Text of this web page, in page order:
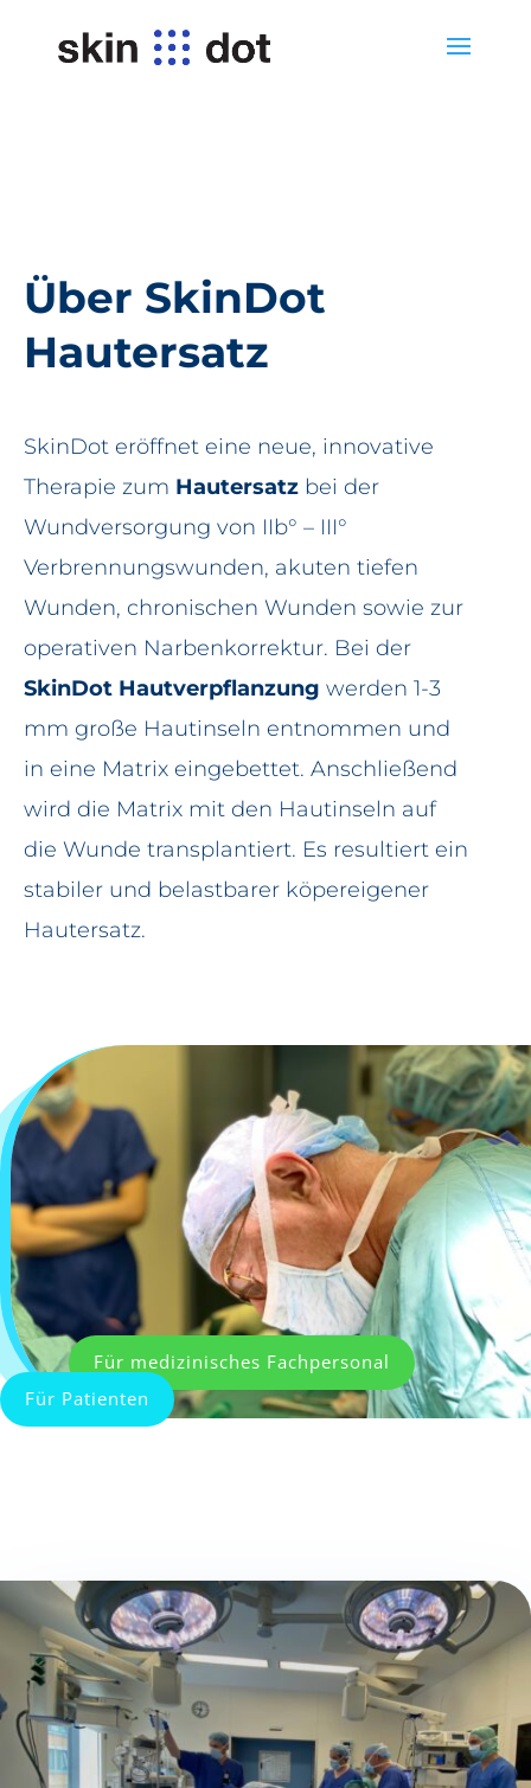
Über SkinDot
Hautersatz
SkinDot eröffnet eine neue, innovative
Therapie zum Hautersatz bei der
Wundversorgung von IIb° – III°
Verbrennungswunden, akuten tiefen
Wunden, chronischen Wunden sowie zur
operativen Narbenkorrektur. Bei der
SkinDot Hautverpflanzung werden 1-3
mm große Hautinseln entnommen und
in eine Matrix eingebettet. Anschließend
wird die Matrix mit den Hautinseln auf
die Wunde transplantiert. Es resultiert ein
stabiler und belastbarer köpereigener
Hautersatz.
Für medizinisches Fachpersonal
Für Patienten